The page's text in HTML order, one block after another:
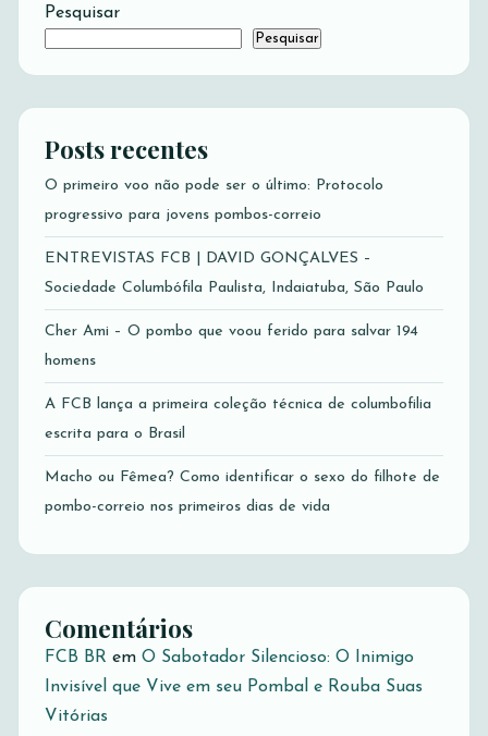
Pesquisar
Pesquisar
Posts recentes
O primeiro voo não pode ser o último: Protocolo
progressivo para jovens pombos-correio
ENTREVISTAS FCB | DAVID GONÇALVES –
Sociedade Columbófila Paulista, Indaiatuba, São Paulo
Cher Ami – O pombo que voou ferido para salvar 194
homens
A FCB lança a primeira coleção técnica de columbofilia
escrita para o Brasil
Macho ou Fêmea? Como identificar o sexo do filhote de
pombo-correio nos primeiros dias de vida
Comentários
FCB BR em O Sabotador Silencioso: O Inimigo
Invisível que Vive em seu Pombal e Rouba Suas
Vitórias